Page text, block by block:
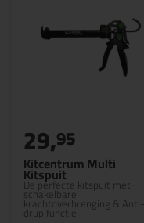
Kitcentrum Multi
Kitspuit
De perfecte kitspuit met
schakelbare
krachtoverbrenging & Anti-
drup functie
29,95